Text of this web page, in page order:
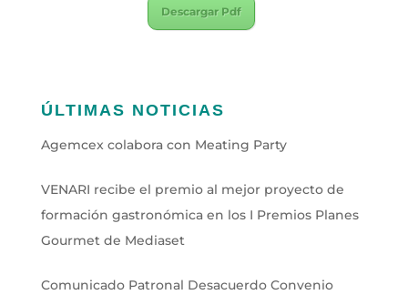
Descargar Pdf
ÚLTIMAS NOTICIAS
Agemcex colabora con Meating Party
VENARI recibe el premio al mejor proyecto de
formación gastronómica en los I Premios Planes
Gourmet de Mediaset
Comunicado Patronal Desacuerdo Convenio